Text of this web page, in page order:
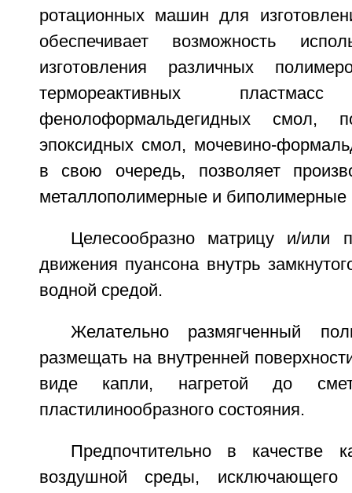
ротационных машин для
обеспечивает возможность
изготовления различных
термореактивных
фенолоформальдегидных смол,
эпоксидных смол, мочевино-
в свою очередь, позволяет
металлополимерные и биполимерные
Целесообразно матрицу и/или
движения пуансона внутрь
водной средой.
Желательно размягченный
размещать на внутренней
виде капли, нагретой до
пластилинообразного состояния.
Предпочтительно в качестве
воздушной среды, исключающего